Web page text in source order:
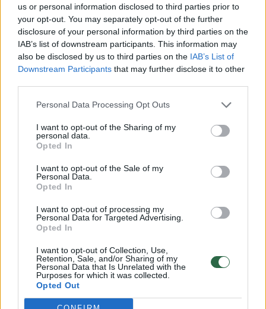
us or personal information disclosed to third parties prior to
your opt-out. You may separately opt-out of the further
disclosure of your personal information by third parties on the
IAB’s list of downstream participants. This information may
also be disclosed by us to third parties on the IAB’s List of
Downstream Participants that may further disclose it to other
Personal Data Processing Opt Outs
I want to opt-out of the Sharing of my
personal data.
Opted In
I want to opt-out of the Sale of my
Personal Data.
Opted In
I want to opt-out of processing my
Personal Data for Targeted Advertising.
Opted In
I want to opt-out of Collection, Use,
Retention, Sale, and/or Sharing of my
Personal Data that Is Unrelated with the
Purposes for which it was collected.
Opted Out
kelionės. Šįkart rinkomės poilsinę, kadangi
vasarą „Žemaitukams“ pats darbymetis, tai
norėjosi atsipūsti nuo visų darbų.
Tačiau, kad ir kaip norėjome pailsėti nesigavo
išsėdėti mums vienoje vietoje. Šios
atostogos buvo be vaikų, tai stengiamės,
kiek galima daugiau papramogauti ir pajausti
Graikijos sala porą pakerėjo savo
kraštovaizdžiais.
Norite skaityti toliau?